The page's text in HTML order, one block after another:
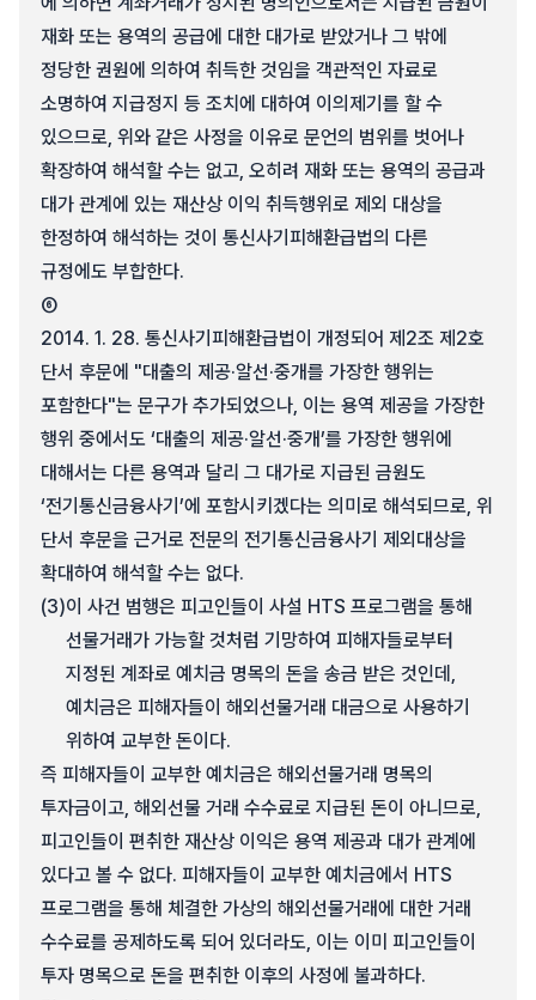
재화 또는 용역의 공급에 대한 대가로 받았거나 그 밖에
정당한 권원에 의하여 취득한 것임을 객관적인 자료로
소명하여 지급정지 등 조치에 대하여 이의제기를 할 수
있으므로, 위와 같은 사정을 이유로 문언의 범위를 벗어나
확장하여 해석할 수는 없고, 오히려 재화 또는 용역의 공급과
대가 관계에 있는 재산상 이익 취득행위로 제외 대상을
한정하여 해석하는 것이 통신사기피해환급법의 다른
규정에도 부합한다.
⑥
2014. 1. 28. 통신사기피해환급법이 개정되어 제2조 제2호
단서 후문에 "대출의 제공·알선·중개를 가장한 행위는
포함한다"는 문구가 추가되었으나, 이는 용역 제공을 가장한
행위 중에서도 ‘대출의 제공·알선·중개’를 가장한 행위에
대해서는 다른 용역과 달리 그 대가로 지급된 금원도
‘전기통신금융사기’에 포함시키겠다는 의미로 해석되므로, 위
단서 후문을 근거로 전문의 전기통신금융사기 제외대상을
확대하여 해석할 수는 없다.
(3)이 사건 범행은 피고인들이 사설 HTS 프로그램을 통해
선물거래가 가능할 것처럼 기망하여 피해자들로부터
지정된 계좌로 예치금 명목의 돈을 송금 받은 것인데,
예치금은 피해자들이 해외선물거래 대금으로 사용하기
위하여 교부한 돈이다.
즉 피해자들이 교부한 예치금은 해외선물거래 명목의
투자금이고, 해외선물 거래 수수료로 지급된 돈이 아니므로,
피고인들이 편취한 재산상 이익은 용역 제공과 대가 관계에
있다고 볼 수 없다. 피해자들이 교부한 예치금에서 HTS
프로그램을 통해 체결한 가상의 해외선물거래에 대한 거래
수수료를 공제하도록 되어 있더라도, 이는 이미 피고인들이
투자 명목으로 돈을 편취한 이후의 사정에 불과하다.